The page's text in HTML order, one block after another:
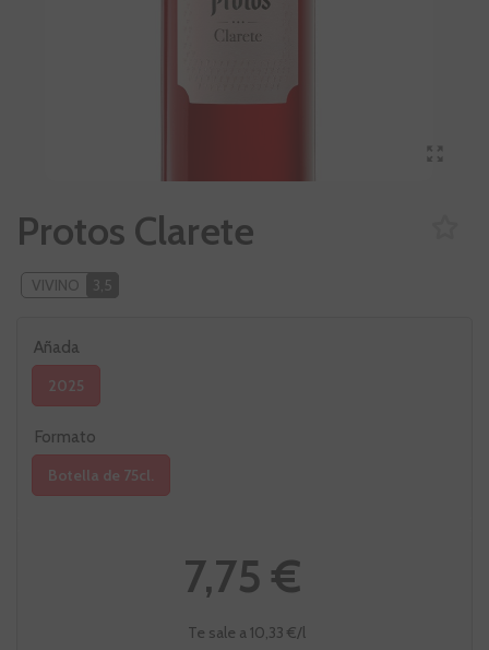
Protos Clarete
VIVINO 3,5
Añada
2025
Formato
Botella de 75cl.
7,75 €
Te sale a 10,33 €/l